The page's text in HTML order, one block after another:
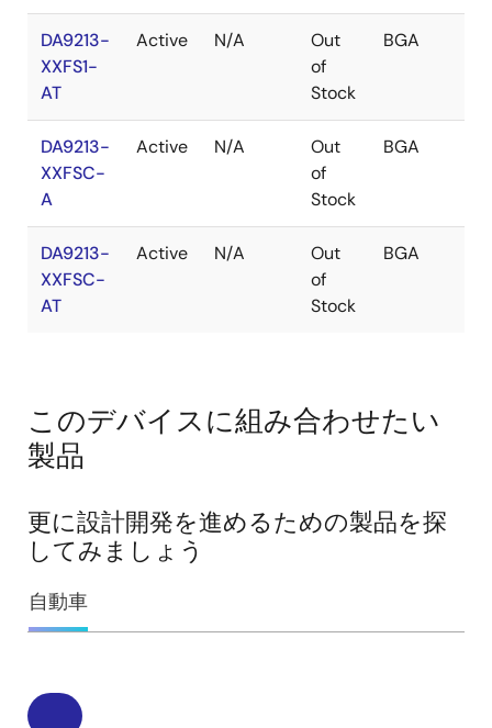
DA9213-
XXFS1-
AT
Active N/A
Out
of
Stock
BGA
DA9213-
XXFSC-
A
Active N/A
Out
of
Stock
BGA
DA9213-
XXFSC-
AT
Active N/A
Out
of
Stock
BGA
このデバイスに組み合わせたい
製品
更に設計開発を進めるための製品を探
してみましょう
自動車